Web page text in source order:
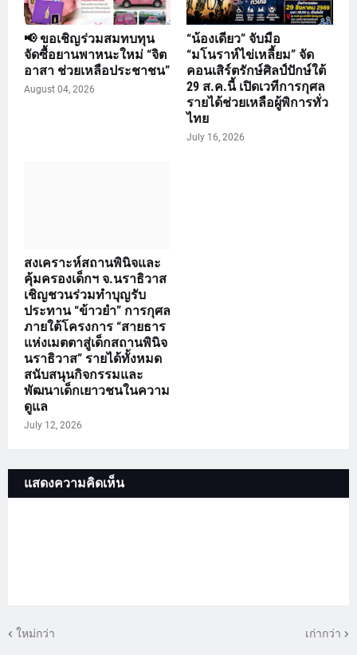
📢 ขอเชิญร่วมสมทบทุน
จัดซื้อยานพาหนะใหม่ “จิต
อาสา ช่วยเหลือประชาชน”
August 04, 2026
“น้องเดียว” จับมือ
“มโนราห์ไข่เหลี้ยม” จัด
คอนเสิร์ตรักษ์ศิลป์ปักษ์ใต้
29 ส.ค.นี้ เปิดเวทีการกุศล
รายได้ช่วยเหลือผู้พิการทั่ว
ไทย
July 16, 2026
สงเคราะห์สถานพินิจและ
คุ้มครองเด็กฯ จ.นราธิวาส
เชิญชวนร่วมทำบุญรับ
ประทาน “ข้าวยำ” การกุศล
ภายใต้โครงการ “สายธาร
แห่งเมตตาสู่เด็กสถานพินิจ
นราธิวาส” รายได้ทั้งหมด
สนับสนุนกิจกรรมและ
พัฒนาเด็กเยาวชนในความ
ดูแล
July 12, 2026
แสดงความคิดเห็น
ใหม่กว่า เก่ากว่า